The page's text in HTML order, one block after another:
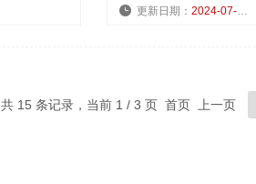
更新日期： 2024-07-23
共 15 条记录，当前 1 / 3 页 首页 上一页